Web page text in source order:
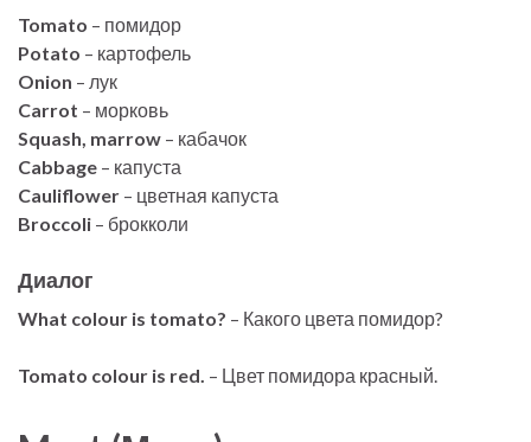
Tomato – помидор
Potato – картофель
Onion – лук
Carrot – морковь
Squash, marrow – кабачок
Cabbage – капуста
Cauliflower – цветная капуста
Broccoli – брокколи
Диалог
What colour is tomato? – Какого цвета помидор?
Tomato colour is red. – Цвет помидора красный.